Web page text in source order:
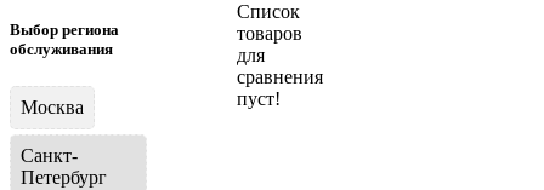
Выбор региона
обслуживания
Москва
Санкт-
Петербург
Список
товаров
для
сравнения
пуст!